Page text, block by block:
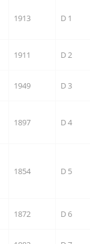
1913 D 1
1911 D 2
1949 D 3
1897 D 4
1854 D 5
1872 D 6